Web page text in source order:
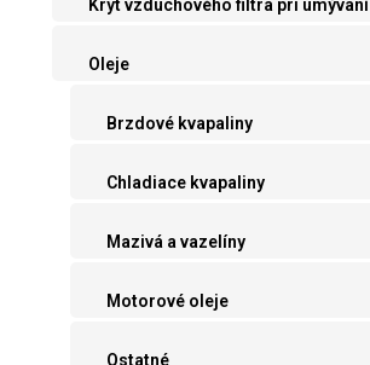
Kryt vzduchového filtra pri umývaní
Oleje
Brzdové kvapaliny
Chladiace kvapaliny
Mazivá a vazelíny
Motorové oleje
Ostatné